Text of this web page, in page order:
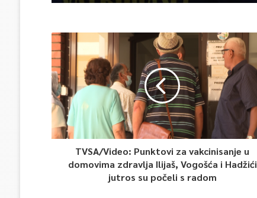
TVSA/Video: Punktovi za vakcinisanje u
domovima zdravlja Ilijaš, Vogošća i Hadžići
jutros su počeli s radom